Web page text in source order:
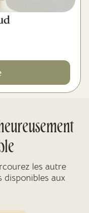
les autre
disponibles aux